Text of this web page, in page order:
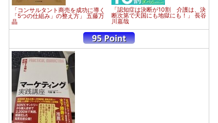
「コンサルタント商売を成功に導く
「5つの仕組み」の整え方」 五藤万
晶
「認知症は決断が10割 介護は、決
断次第で天国にも地獄にも！」 長谷
川嘉哉